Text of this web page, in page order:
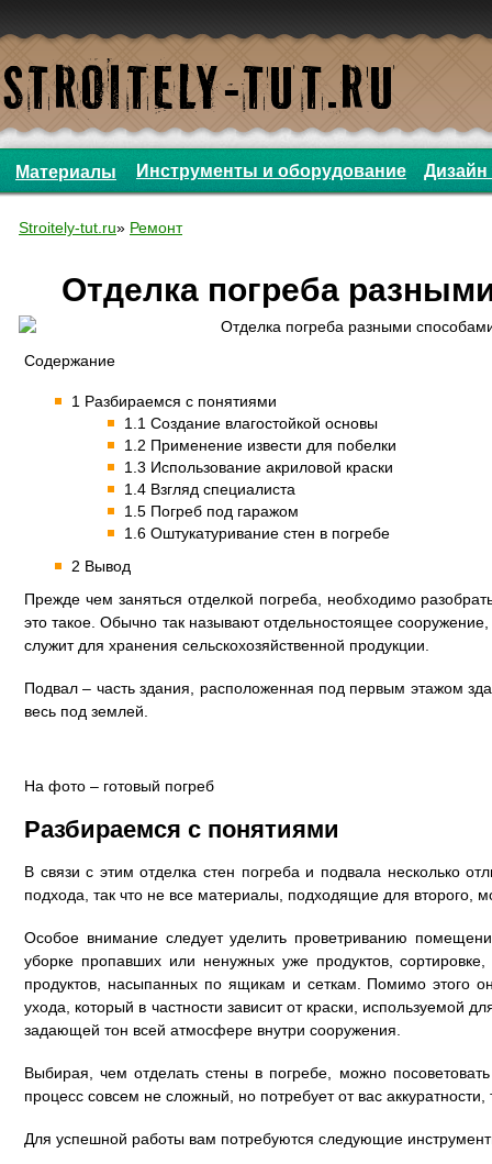
Материалы Инструменты и оборудование Дизайн
Stroitely-tut.ru» Ремонт
Отделка погреба
Содержание
1 Разбираемся с понятиями
1.1 Создание влагостойкой основы
1.2 Применение извести для побелки
1.3 Использование акриловой краски
1.4 Взгляд специалиста
1.5 Погреб под гаражом
1.6 Оштукатуривание стен в погребе
2 Вывод
Прежде чем заняться отделкой погреба, необходимо
это такое. Обычно так называют отдельностоящее
служит для хранения сельскохозяйственной продукции.
Подвал – часть здания, расположенная под первым этажом
весь под землей.
На фото – готовый погреб
Разбираемся с понятиями
В связи с этим отделка стен погреба и подвала несколько
подхода, так что не все материалы, подходящие для второго,
Особое внимание следует уделить проветриванию
уборке пропавших или ненужных уже продуктов,
продуктов, насыпанных по ящикам и сеткам. Помимо этого он
ухода, который в частности зависит от краски, используемой
задающей тон всей атмосфере внутри сооружения.
Выбирая, чем отделать стены в погребе, можно посоветовать
процесс совсем не сложный, но потребует от вас
Для успешной работы вам потребуются следующие